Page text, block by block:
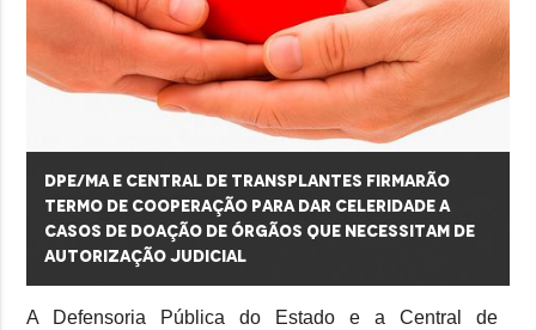
DPE/MA e Central de Transplantes firmarão
termo de cooperação para dar celeridade a
casos de doação de órgãos que necessitam de
autorização judicial
A Defensoria Pública do Estado e a Central de